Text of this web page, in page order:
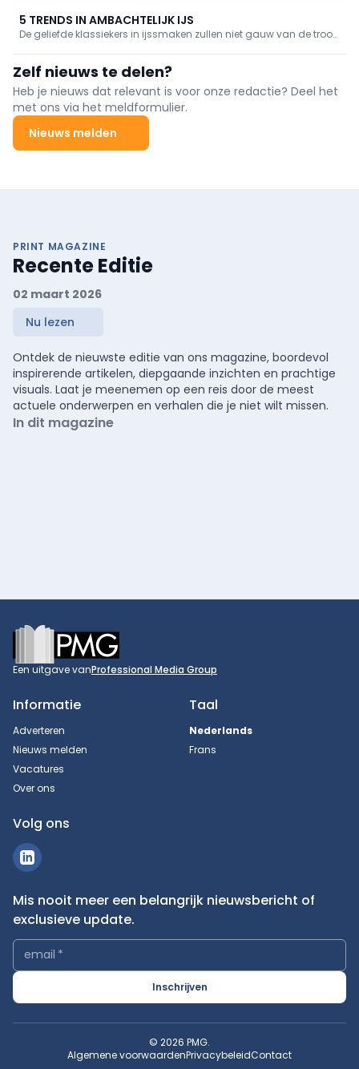
met plantaardige, smaakvolle sauzen met tot 80% minder
calorieën en 75% minder suiker.
5 TRENDS IN AMBACHTELIJK IJS
De geliefde klassiekers in ijssmaken zullen niet gauw van de troon
u u onderscheiden van de concurrentie.
Zelf nieuws te delen?
Heb je nieuws dat relevant is voor onze redactie? Deel het
met ons via het meldformulier.
Nieuws melden
PRINT MAGAZINE
Recente Editie
02 maart 2026
Nu lezen
Ontdek de nieuwste editie van ons magazine, boordevol
inspirerende artikelen, diepgaande inzichten en prachtige
visuals. Laat je meenemen op een reis door de meest
actuele onderwerpen en verhalen die je niet wilt missen.
In dit magazine
Footer
Een uitgave vanProfessional Media Group
Informatie
Adverteren
Nieuws melden
Vacatures
Over ons
Taal
Nederlands
Frans
Volg ons
Mis nooit meer een belangrijk nieuwsbericht of
exclusieve update.
email *
Inschrijven
© 2026 PMG.
Algemene voorwaardenPrivacybeleidContact